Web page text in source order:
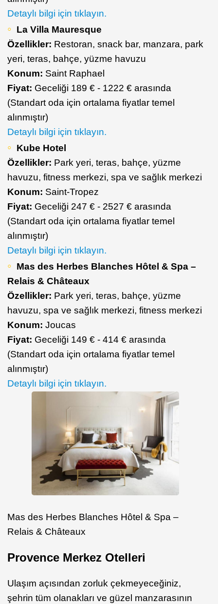
Detaylı bilgi için tıklayın.
La Villa Mauresque
Özellikler: Restoran, snack bar, manzara, park
yeri, teras, bahçe, yüzme havuzu
Konum: Saint Raphael
Fiyat: Geceliği 189 € - 1222 € arasında
(Standart oda için ortalama fiyatlar temel
alınmıştır)
Detaylı bilgi için tıklayın.
Kube Hotel
Özellikler: Park yeri, teras, bahçe, yüzme
havuzu, fitness merkezi, spa ve sağlık merkezi
Konum: Saint-Tropez
Fiyat: Geceliği 247 € - 2527 € arasında
(Standart oda için ortalama fiyatlar temel
alınmıştır)
Detaylı bilgi için tıklayın.
Mas des Herbes Blanches Hôtel & Spa –
Relais & Châteaux
Özellikler: Park yeri, teras, bahçe, yüzme
havuzu, spa ve sağlık merkezi, fitness merkezi
Konum: Joucas
Fiyat: Geceliği 149 € - 414 € arasında
(Standart oda için ortalama fiyatlar temel
alınmıştır)
Detaylı bilgi için tıklayın.
Mas des Herbes Blanches Hôtel & Spa –
Relais & Châteaux
Provence Merkez Otelleri
Ulaşım açısından zorluk çekmeyeceğiniz,
şehrin tüm olanakları ve güzel manzarasının